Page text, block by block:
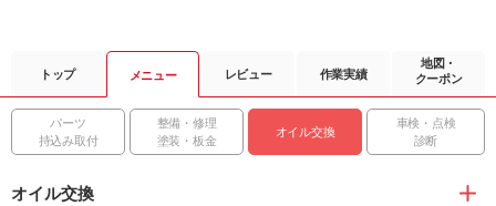
トップ メニュー レビュー 作業実績
地図・
クーポン
パーツ
持込み取付
整備・修理
塗装・板金
オイル交換
車検・点検
診断
オイル交換